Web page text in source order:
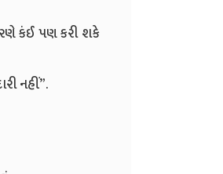
કંઈ પણ કરી શકે
નહીં”.